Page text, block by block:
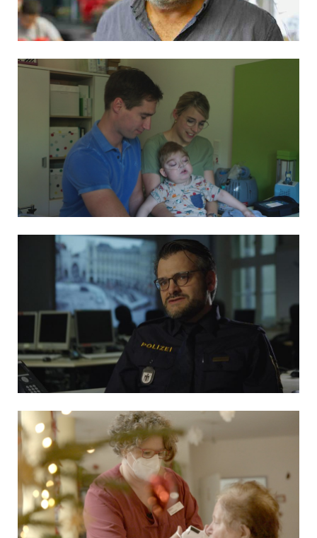
DER FALL EL MASRI
MEIN SCHWERKRANKES KIND – WENN
ELTERN ALLEIN GELASSEN WERDEN
MÜNCHEN – STADT IN ANGST